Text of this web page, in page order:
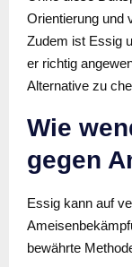
Orientierung und
Zudem ist Essig
er richtig
Alternative zu
Wie
gegen
Essig kann auf
bewährte